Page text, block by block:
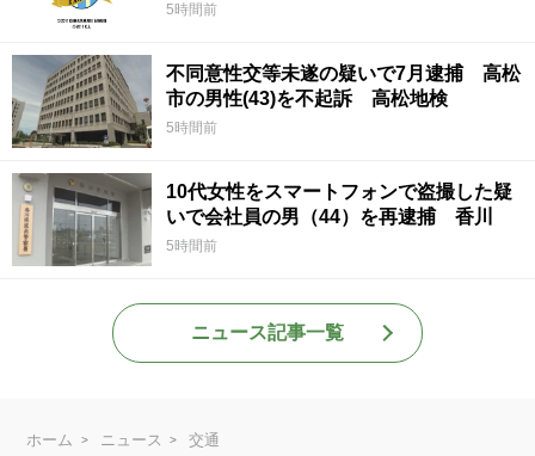
5時間前
不同意性交等未遂の疑いで7月逮捕 高松
市の男性(43)を不起訴 高松地検
5時間前
10代女性をスマートフォンで盗撮した疑
いで会社員の男（44）を再逮捕 香川
5時間前
ニュース記事一覧
ホーム ニュース
交通